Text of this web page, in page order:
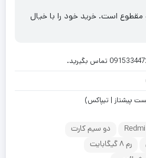
است. خرید خود را با خیال
پیشتاز | تیپاکس)
دو سیم کارت
رم 8 گیگابایت